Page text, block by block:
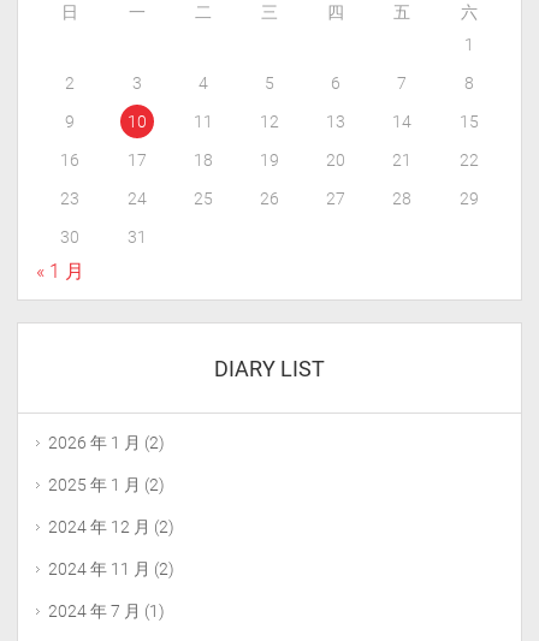
日 一 二 三 四 五
六
1
2
3 4 5 6 7
8
9
10 11 12 13 14
15
16
17 18 19 20 21
22
23
24 25 26 27 28
29
30
31
« 1 月
DIARY LIST
2026 年 1 月 (2)
2025 年 1 月 (2)
2024 年 12 月 (2)
2024 年 11 月 (2)
2024 年 7 月 (1)